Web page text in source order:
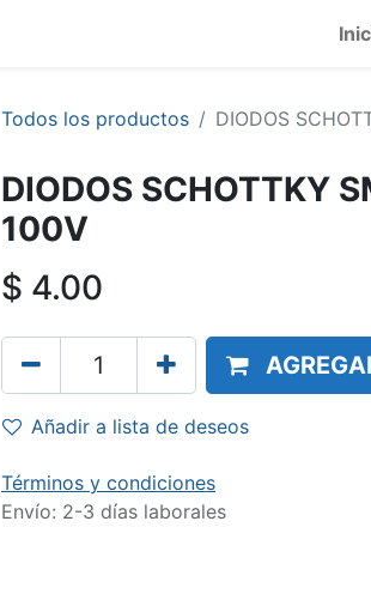
Todos los productos DIODOS
DIODOS SCHOTTKY
100V
$ 4.00
Añadir a lista de deseos
Términos y condiciones
Envío: 2-3 días laborales